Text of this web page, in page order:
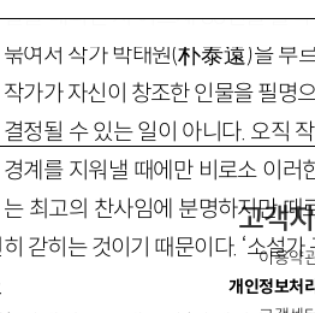
발을 내디딘 지 어느새80년을 훌쩍
묶여서 작가 박태원(朴泰遠)을 부
작가가 자신이 창조한 인물을 필명
결정될 수 있는 일이 아니다. 오직
경계를 지워낼 때에만 비로소 이러
는 최고의 찬사임에 분명하지만 때
갇히는 것이기 때문이다. ‘소설
고객
이용약
개인정보처